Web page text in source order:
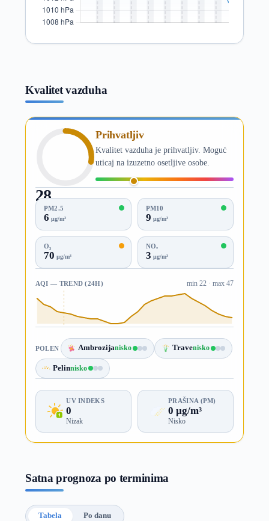
Kvalitet vazduha
28
AQI
Prihvatljiv
Kvalitet vazduha je prihvatljiv. Moguć
uticaj na izuzetno osetljive osobe.
PM2.5
6 µg/m³
PM10
9 µg/m³
O₃
70 µg/m³
NO₂
3 µg/m³
AQI — TREND (24H) min 22 · max 47
POLEN Ambrozijanisko Travenisko
Pelinnisko
UV INDEKS
0
Nizak
PRAŠINA (PM)
0 µg/m³
Nisko
Satna prognoza po terminima
Tabela Po danu